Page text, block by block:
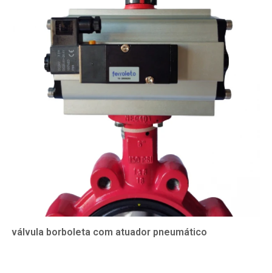
válvula borboleta com atuador pneumático